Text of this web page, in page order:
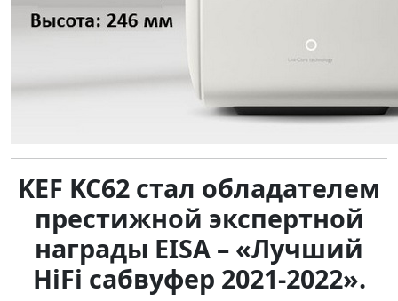
KEF KC62 стал обладателем
престижной экспертной
награды EISA – «Лучший
HiFi сабвуфер 2021-2022».